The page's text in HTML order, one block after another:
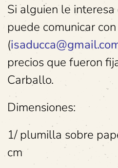
Si alguien le interesa
puede comunicar
(
precios que fueron
Carballo.
Dimensiones:
1/ plumilla sobre
cm